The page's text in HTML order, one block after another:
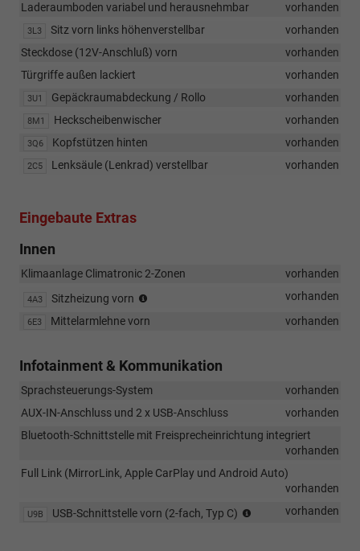
Laderaumboden variabel und herausnehmbar
vorhanden
3L3 Sitz vorn links höhenverstellbar
vorhanden
Steckdose (12V-Anschluß) vorn
vorhanden
Türgriffe außen lackiert
vorhanden
3U1 Gepäckraumabdeckung / Rollo vorhanden
8M1 Heckscheibenwischer vorhanden
3Q6 Kopfstützen hinten vorhanden
2C5 Lenksäule (Lenkrad) verstellbar vorhanden
Eingebaute Extras
Innen
Klimaanlage Climatronic 2-Zonen vorhanden
4A3 Sitzheizung vorn
regelbar
vorhanden
6E3 Mittelarmlehne vorn vorhanden
Infotainment & Kommunikation
Sprachsteuerungs-System
vorhanden
AUX-IN-Anschluss und 2 x USB-Anschluss
vorhanden
Bluetooth-Schnittstelle mit Freisprecheinrichtung integriert
vorhanden
Full Link (MirrorLink, Apple CarPlay und Android Auto)
vorhanden
U9B USB-Schnittstelle vorn (2-fach, Typ C)
Extern,vorhanden